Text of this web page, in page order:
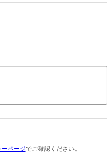
ページでご確認ください。